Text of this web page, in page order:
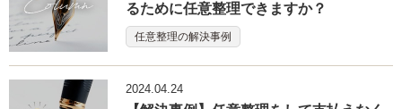
るために任意整理できますか？
任意整理の解決事例
2024.04.24